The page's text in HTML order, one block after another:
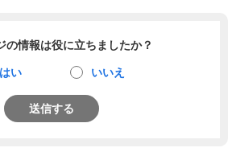
の情報は役に立ちましたか？
はい いいえ
送信する